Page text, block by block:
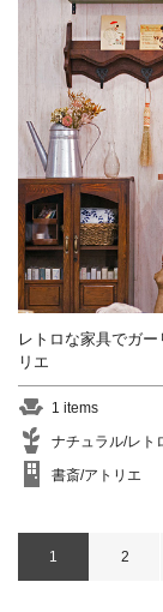
レトロな家具でガ
リエ
1 items
ナチュラル/レト
書斎/アトリエ
1 2